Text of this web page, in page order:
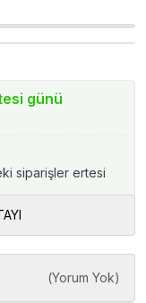
günü
siparişler ertesi
(Yorum Yok)